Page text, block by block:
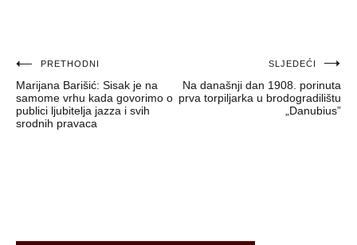
Navigacija
objava
PRETHODNI
Marijana Barišić: Sisak je na
samome vrhu kada govorimo o
publici ljubitelja jazza i svih
srodnih pravaca
SLJEDEĆI
Na današnji dan 1908. porinuta
prva torpiljarka u brodogradilištu
„Danubius”